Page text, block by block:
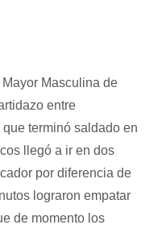
Masculina de
entre
terminó saldado en
llegó a ir en dos
por diferencia de
lograron empatar
de momento los